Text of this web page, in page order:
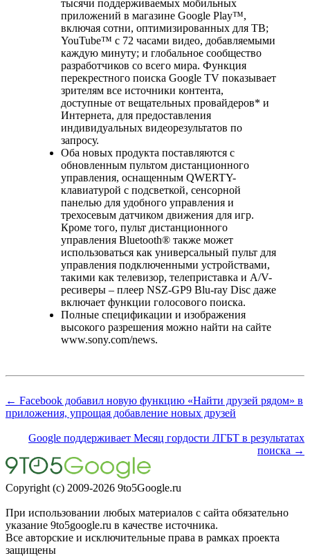
тысячи поддерживаемых мобильных
приложений в магазине Google Play™,
включая сотни, оптимизированных для ТВ;
YouTube™ с 72 часами видео, добавляемыми
каждую минуту; и глобальное сообщество
разработчиков со всего мира. Функция
перекрестного поиска Google TV показывает
зрителям все источники контента,
доступные от вещательных провайдеров* и
Интернета, для предоставления
индивидуальных видеорезультатов по
запросу.
Оба новых продукта поставляются с
обновленным пультом дистанционного
управления, оснащенным QWERTY-
клавиатурой с подсветкой, сенсорной
панелью для удобного управления и
трехосевым датчиком движения для игр.
Кроме того, пульт дистанционного
управления Bluetooth® также может
использоваться как универсальный пульт для
управления подключенными устройствами,
такими как телевизор, телеприставка и A/V-
ресиверы – плеер NSZ-GP9 Blu-ray Disc даже
включает функции голосового поиска.
Полные спецификации и изображения
высокого разрешения можно найти на сайте
www.sony.com/news.
← Facebook добавил новую функцию «Найти друзей рядом» в
приложения, упрощая добавление новых друзей
Google поддерживает Месяц гордости ЛГБТ в результатах
поиска →
Copyright (c) 2009-2026 9to5Google.ru
При использовании любых материалов с сайта обязательно
указание 9to5google.ru в качестве источника.
Все авторские и исключительные права в рамках проекта
защищены